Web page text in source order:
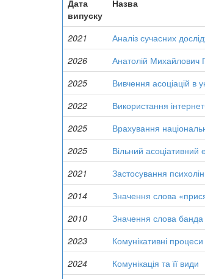
Дата
випуску
Назва
2021 Аналіз сучасних
2026
Анатолій Михайлович
2025
Вивчення асоціацій в
2022
Використання
2025
Врахування
2025
Вільний асоціативний
2021
Застосування
2014
Значення слова
2010
Значення слова банда
2023
Комунікативні
2024
Комунікація та її види